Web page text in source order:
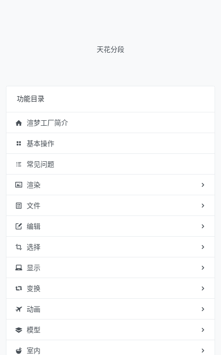
天花分段
功能目录
渲梦工厂简介
基本操作
常见问题
渲染
文件
编辑
选择
显示
变换
动画
模型
室内